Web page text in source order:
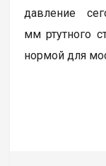
давление
мм ртутного
нормой для